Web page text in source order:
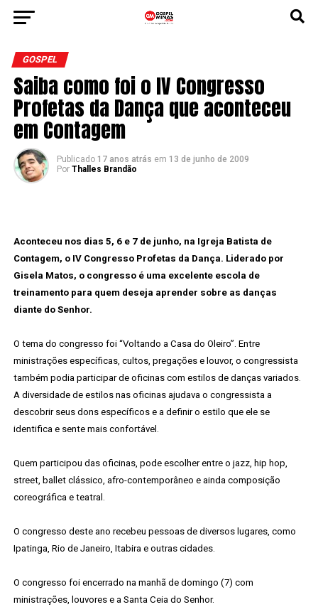
GOSPEL
Saiba como foi o IV Congresso
Profetas da Dança que aconteceu
em Contagem
Publicado 17 anos atrás em 13 de junho de 2009
Por Thalles Brandão
Aconteceu nos dias 5, 6 e 7 de junho, na Igreja Batista de
Contagem, o IV Congresso Profetas da Dança. Liderado por
Gisela Matos, o congresso é uma excelente escola de
treinamento para quem deseja aprender sobre as danças
diante do Senhor.
O tema do congresso foi “Voltando a Casa do Oleiro”. Entre
ministrações específicas, cultos, pregações e louvor, o congressista
também podia participar de oficinas com estilos de danças variados.
A diversidade de estilos nas oficinas ajudava o congressista a
descobrir seus dons específicos e a definir o estilo que ele se
identifica e sente mais confortável.
Quem participou das oficinas, pode escolher entre o jazz, hip hop,
street, ballet clássico, afro-contemporâneo e ainda composição
coreográfica e teatral.
O congresso deste ano recebeu pessoas de diversos lugares, como
Ipatinga, Rio de Janeiro, Itabira e outras cidades.
O congresso foi encerrado na manhã de domingo (7) com
ministrações, louvores e a Santa Ceia do Senhor.